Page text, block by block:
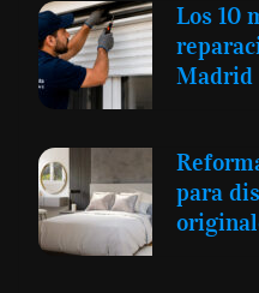
Los 10
Madrid
para